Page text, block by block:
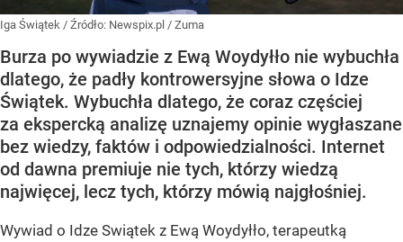
Iga Świątek / Źródło: Newspix.pl / Zuma
Burza po wywiadzie z Ewą Woydyłło nie wybuchła
dlatego, że padły kontrowersyjne słowa o Idze
Świątek. Wybuchła dlatego, że coraz częściej
za ekspercką analizę uznajemy opinie wygłaszane
bez wiedzy, faktów i odpowiedzialności. Internet
od dawna premiuje nie tych, którzy wiedzą
najwięcej, lecz tych, którzy mówią najgłośniej.
Wywiad o Idze Swiątek z Ewą Woydyłło, terapeutką